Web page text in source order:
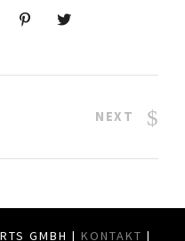
NEXT
GMBH | KONTAKT |